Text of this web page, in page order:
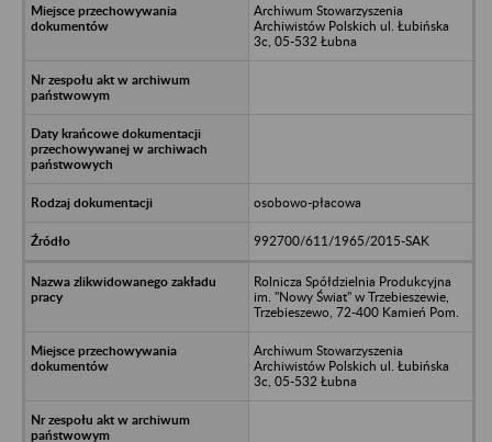
Archiwum Stowarzyszenia
Archiwistów Polskich ul. Łubińska
3c, 05-532 Łubna
osobowo-płacowa
992700/611/1965/2015-SAK
Rolnicza Spółdzielnia Produkcyjna
im. "Nowy Świat" w Trzebieszewie,
Trzebieszewo, 72-400 Kamień Pom.
Archiwum Stowarzyszenia
Archiwistów Polskich ul. Łubińska
3c, 05-532 Łubna